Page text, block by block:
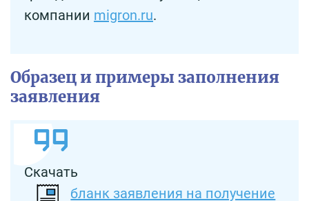
компании migron.ru.
Образец и примеры заполнения
заявления
Скачать
бланк заявления на получение